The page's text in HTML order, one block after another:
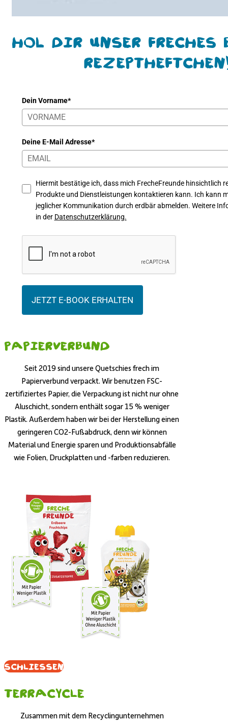
Hol Dir unser freches
Dein Vorname*
Deine E-Mail Adresse*
Hiermit bestätige ich, dass mich FrecheFreunde hinsichtlich
Produkte und Dienstleistungen kontaktieren kann. Ich kann
jeglicher Kommunikation durch erdbär abmelden. Weitere
in der Datenschutzerklärung.
JETZT E-BOOK ERHALTEN
Papierverbund
Seit 2019 sind unsere Quetschies frech im
Papierverbund verpackt. Wir benutzen FSC-
zertifiziertes Papier, die Verpackung ist nicht nur ohne
Aluschicht, sondern enthält sogar 15 % weniger
Plastik. Außerdem haben wir bei der Herstellung einen
geringeren CO2-Fußabdruck, denn wir können
Material und Energie sparen und Produktionsabfälle
wie Folien, Druckplatten und -farben reduzieren.
Schliessen
Terracycle
Zusammen mit dem Recyclingunternehmen